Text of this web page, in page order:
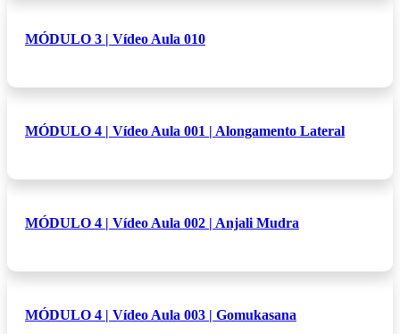
MÓDULO 3 | Vídeo Aula 010
MÓDULO 4 | Vídeo Aula 001 | Alongamento Lateral
MÓDULO 4 | Vídeo Aula 002 | Anjali Mudra
MÓDULO 4 | Vídeo Aula 003 | Gomukasana